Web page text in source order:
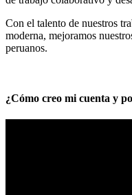
Con el talento de nuestros
moderna, mejoramos
peruanos.
¿Cómo creo mi cuenta y